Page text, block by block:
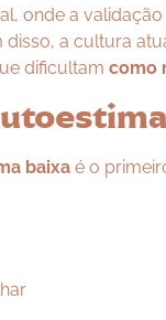
onde a
a cultura
dificultam como
baixa é o